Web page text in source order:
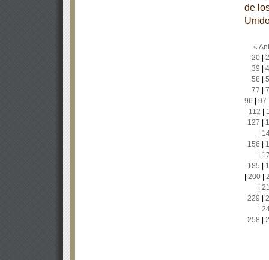
de
«
20|
39
58
77
96
97
112
127
156
185
200|
229
258